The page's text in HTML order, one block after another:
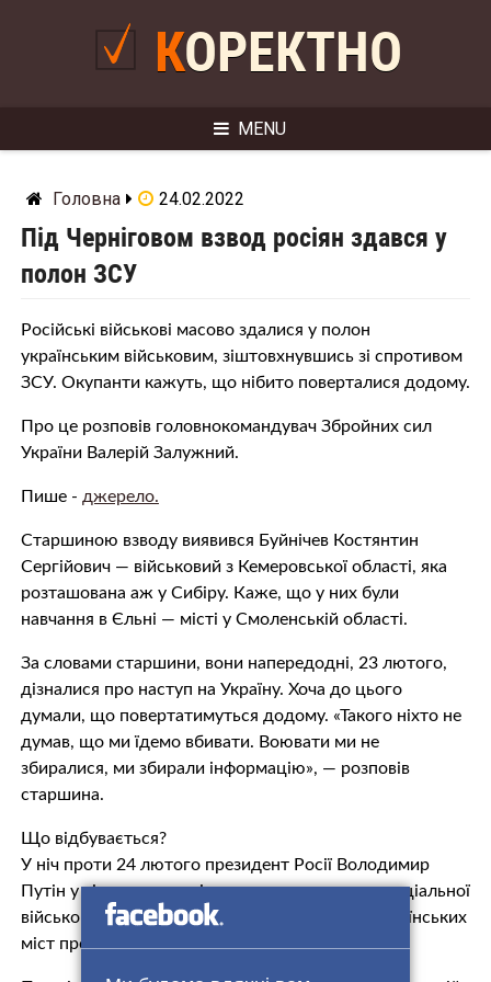
КОРЕКТНО
MENU
Головна 24.02.2022
Під Черніговом взвод росіян здався у
полон ЗСУ
Російські військові масово здалися у полон
українським військовим, зіштовхнувшись зі спротивом
ЗСУ. Окупанти кажуть, що нібито поверталися додому.
Про це розповів головнокомандувач Збройних сил
України Валерій Залужний.
Пише - джерело.
Старшиною взводу виявився Буйнічев Костянтин
Сергійович — військовий з Кемеровської області, яка
розташована аж у Сибіру. Каже, що у них були
навчання в Єльні — місті у Смоленській області.
За словами старшини, вони напередодні, 23 лютого,
дізналися про наступ на Україну. Хоча до цього
думали, що повертатимуться додому. «Такого ніхто не
думав, що ми їдемо вбивати. Воювати ми не
збиралися, ми збирали інформацію», — розповів
старшина.
Що відбувається?
У ніч проти 24 лютого президент Росії Володимир
Путін у відеозверненні заявив про початок «спеціальної
військової операції» проти України. У низці українських
міст прогриміли вибухи.